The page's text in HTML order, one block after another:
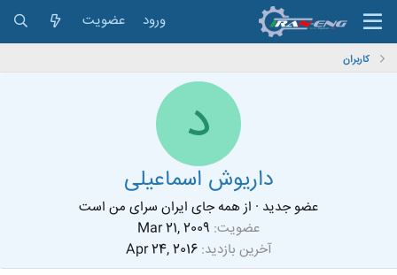
ورود عضویت
کاربران
د
داریوش اسماعیلی
عضو جدید · ازهمه جای ایران سرای من است
عضویت Mar 21, 2009
آخرین بازدید Apr 24, 2016